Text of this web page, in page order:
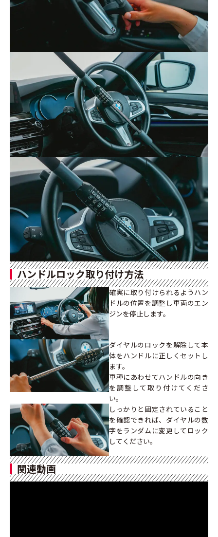
ハンドルロック取り付け方法
確実に取り付けられるようハン
ドルの位置を調整し車両のエン
ジンを停止します。
ダイヤルのロックを解除して本
体をハンドルに正しくセットし
ます。
車種にあわせてハンドルの向き
を調整して取り付けてくださ
い。
しっかりと固定されていること
を確認できれば、ダイヤルの数
字をランダムに変更してロック
してください。
関連動画